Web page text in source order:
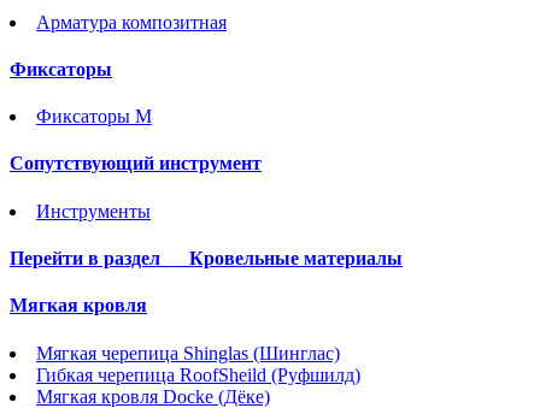
Арматура композитная
Фиксаторы
Фиксаторы М
Сопутствующий инструмент
Инструменты
Перейти в раздел Кровельные материалы
Мягкая кровля
Мягкая черепица Shinglas (Шинглас)
Гибкая черепица RoofSheild (Руфшилд)
Мягкая кровля Docke (Дёке)